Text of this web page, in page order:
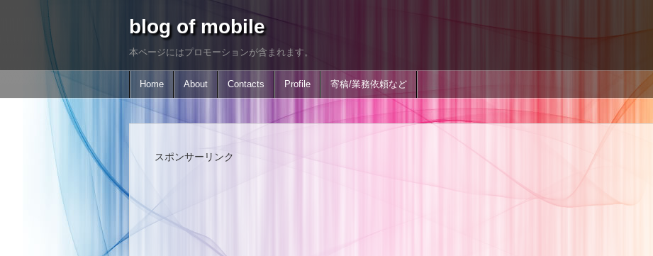
blog of mobile
本ページにはプロモーションが含まれます。
Home About Contacts Profile 寄稿/業務依頼など
スポンサーリンク